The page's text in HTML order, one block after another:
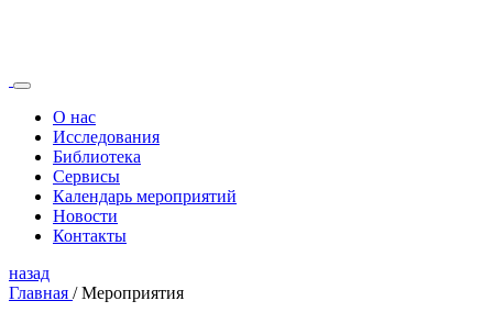
О нас
Исследования
Библиотека
Сервисы
Календарь мероприятий
Новости
Контакты
назад
Главная /Мероприятия